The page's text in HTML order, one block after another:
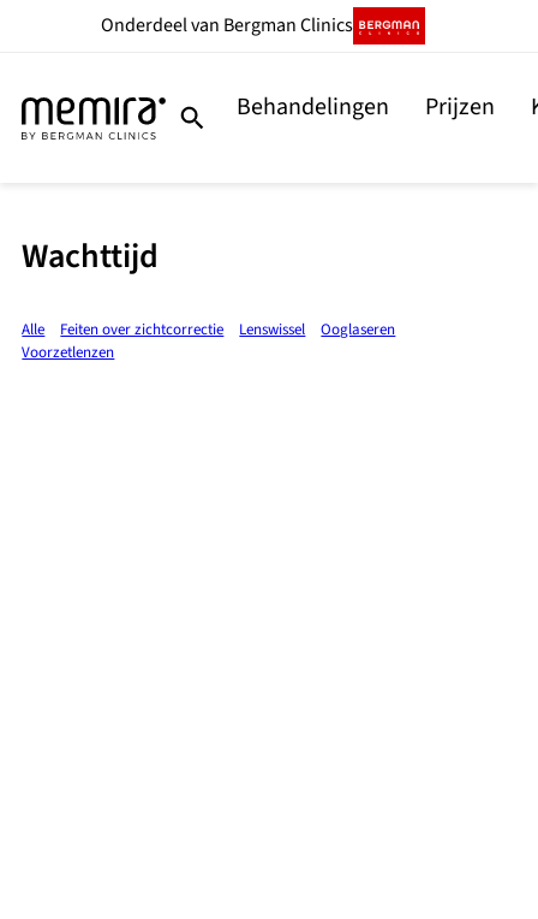
Onderdeelvan Bergman Clinics
Behandelingen Prijzen
Wachttijd
Alle Feiten over zichtcorrectie Lenswissel
Ooglaseren
Voorzetlenzen